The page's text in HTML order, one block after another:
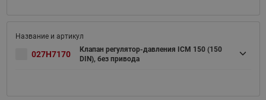
027H7170
Клапан регулятор-давления ICM 150 (150
DIN), без привода